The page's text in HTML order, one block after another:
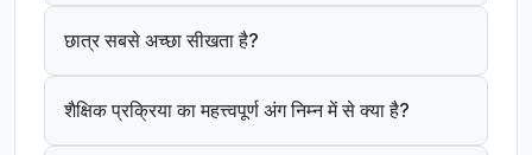
छात्र सबसे अच्छा सीखता है?
शैक्षिक प्रक्रिया का महत्त्वपूर्ण अंग निम्न में से क्या है?